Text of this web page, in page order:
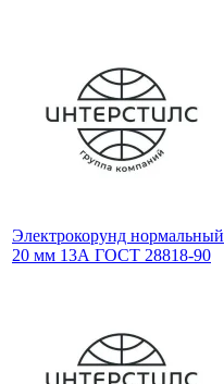
Электрокорунд нормальный
20 мм 13А ГОСТ 28818-90